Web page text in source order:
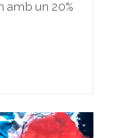
amb un 20%